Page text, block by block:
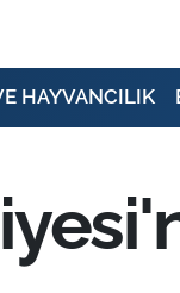
HAYVANCILIK